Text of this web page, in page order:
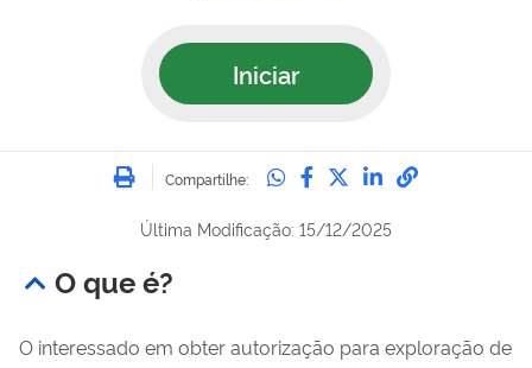
Iniciar
Imprimir
Compartilhe: Compartilhe no
Compartilhe no
Compartilhe no
Compartilhe
Última Modificação: 15/12/2025
O que é?
O interessado em obter autorização para exploração de